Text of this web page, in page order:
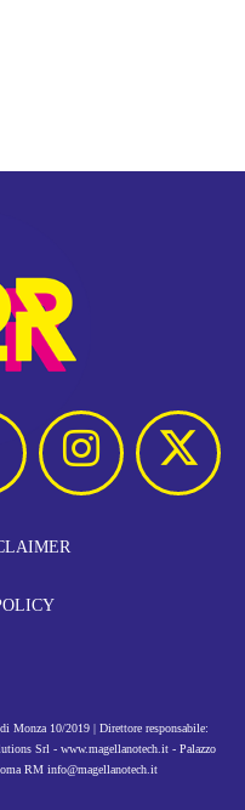
Monza 10/2019 | Direttore responsabile:
Srl - www.magellanotech.it - Palazzo
RM info@magellanotech.it